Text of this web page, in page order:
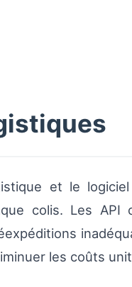
et le
colis. Les API
les coûts